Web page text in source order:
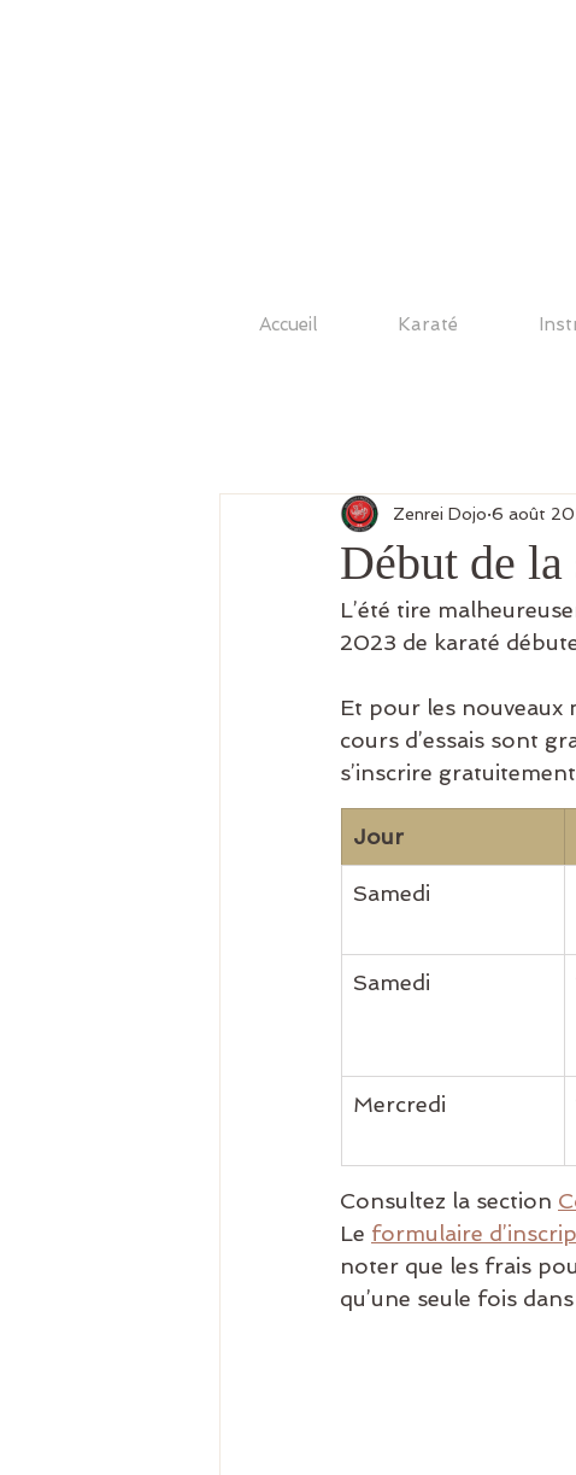
Accueil Karaté
Début de la
Zenrei Dojo 6 août
L’été tire
2023 de karaté
Et pour les nouveaux
cours d’essais sont
s’inscrire
Jour
Samedi​
Samedi
Mercredi
Consultez la section
Le formulaire
noter que les frais
qu’une seule fois dans